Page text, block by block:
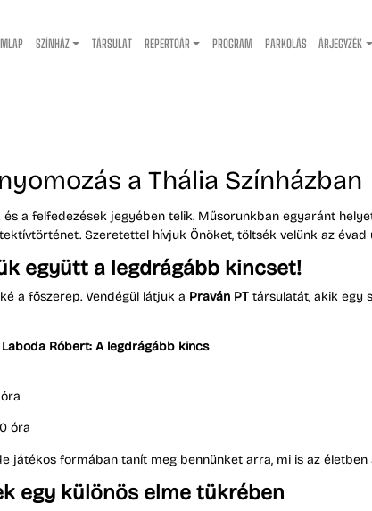
SZÍNHÁZ TÁRSULAT REPERTOÁR PROGRAM PARKOLÁS ÁRJEGYZÉK
a Thália Színházban
és a felfedezések jegyében telik. Műsorunkban egyaránt
Szeretettel hívjuk Önöket, töltsék velünk az évad
együtt a legdrágább kincset!
a főszerep. Vendégül látjuk a Praván PT társulatát, akik egy
Róbert: A legdrágább kincs
óra
játékos formában tanít meg bennünket arra, mi is az életben
egy különös elme tükrében